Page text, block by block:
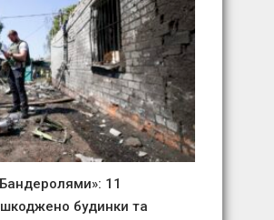
11
будинки та